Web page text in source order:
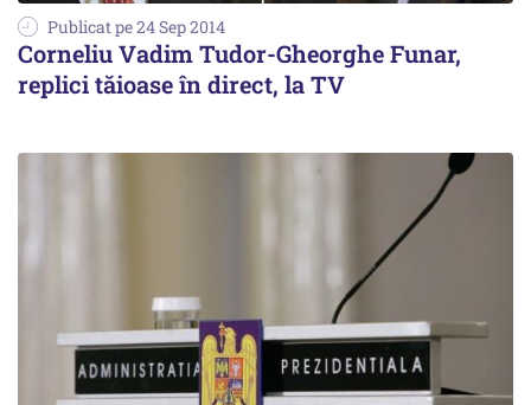
Publicat pe 24 Sep 2014
Corneliu Vadim Tudor-Gheorghe Funar,
replici tăioase în direct, la TV